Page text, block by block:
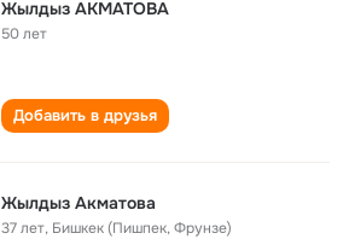
Жылдыз АКМАТОВА
50 лет
Добавить в друзья
Жылдыз Акматова
37 лет, Бишкек (Пишпек, Фрунзе)